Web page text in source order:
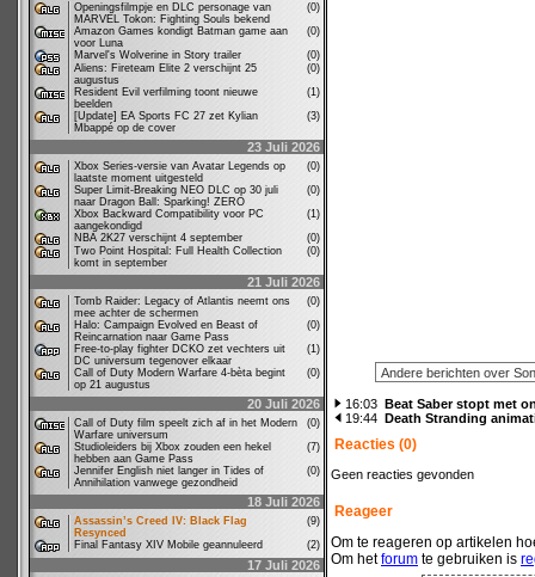
Openingsfilmpje en DLC personage van
MARVEL Tokon: Fighting Souls bekend
(0)
Amazon Games kondigt Batman game aan
voor Luna
(0)
Marvel's Wolverine in Story trailer
(0)
Aliens: Fireteam Elite 2 verschijnt 25
augustus
(0)
Resident Evil verfilming toont nieuwe
beelden
(1)
[Update] EA Sports FC 27 zet Kylian
Mbappé op de cover
(3)
23 Juli 2026
Xbox Series-versie van Avatar Legends op
laatste moment uitgesteld
(0)
Super Limit-Breaking NEO DLC op 30 juli
naar Dragon Ball: Sparking! ZERO
(0)
Xbox Backward Compatibility voor PC
aangekondigd
(1)
NBA 2K27 verschijnt 4 september
(0)
Two Point Hospital: Full Health Collection
komt in september
(0)
21 Juli 2026
Tomb Raider: Legacy of Atlantis neemt ons
mee achter de schermen
(0)
Halo: Campaign Evolved en Beast of
Reincarnation naar Game Pass
(0)
Free-to-play fighter DCKO zet vechters uit
DC universum tegenover elkaar
(1)
Call of Duty Modern Warfare 4-bèta begint
op 21 augustus
(0)
20 Juli 2026
Call of Duty film speelt zich af in het Modern
Warfare universum
(0)
Studioleiders bij Xbox zouden een hekel
hebben aan Game Pass
(7)
Jennifer English niet langer in Tides of
Annihilation vanwege gezondheid
(0)
18 Juli 2026
Assassin’s Creed IV: Black Flag
Resynced
(9)
Final Fantasy XIV Mobile geannuleerd
(2)
17 Juli 2026
16:03 Beat Saber stopt met
19:44 Death Stranding
Reacties (0)
Geen reacties gevonden
Reageer
Om te reageren op artikelen
Om hetforum te gebruiken is